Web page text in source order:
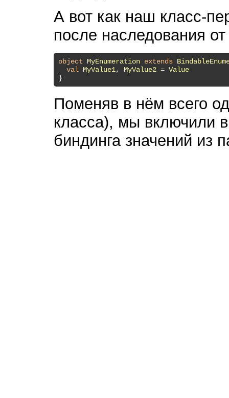
А вот как наш класс-
после наследования
object MyEnumeration extends
val MyValue1, MyValue2 = Value
Поменяв в нём всего
класса), мы включили
биндинга значений из